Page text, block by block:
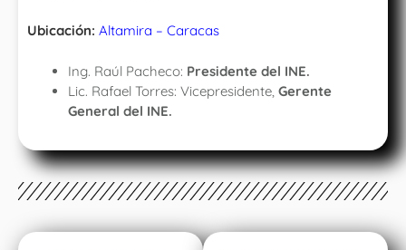
Ubicación: Altamira – Caracas
Ing. Raúl Pacheco: Presidente del INE.
Lic. Rafael Torres: Vicepresidente, Gerente
General del INE.